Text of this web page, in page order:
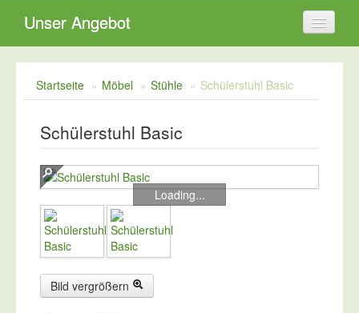
Unser Angebot
Schulvordrucke
Zeichengeräte
Startseite » Möbel » Stühle » Schülerstuhl Basic
Schülerstuhl Basic
Loading...
Bild vergrößern